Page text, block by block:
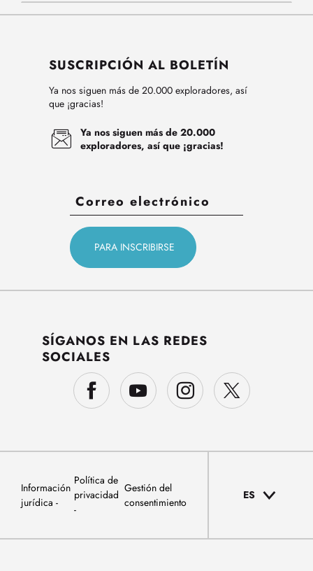
SUSCRIPCIÓN AL BOLETÍN
Ya nos siguen más de 20.000 exploradores, así
que ¡gracias!
Ya nos siguen más de 20.000
exploradores, así que ¡gracias!
SÍGANOS EN LAS REDES
SOCIALES
Información
jurídica
Política de
privacidad
Gestión del
consentimiento
ES